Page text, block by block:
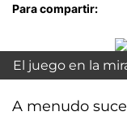
Para compartir:
El juego en la
A menudo